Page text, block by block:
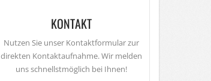
KONTAKT
Nutzen Sie unser Kontaktformular zur
direkten Kontaktaufnahme. Wir melden
uns schnellstmöglich bei Ihnen!